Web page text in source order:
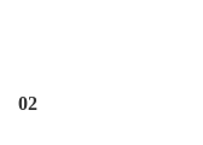
02